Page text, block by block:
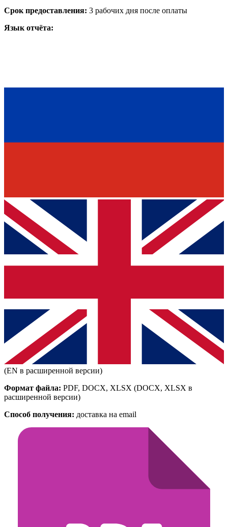
Срок предоставления: 3 рабочих дня после оплаты
Язык отчёта:
(EN в расширенной версии)
Формат файла: PDF, DOCX, XLSX (DOCX, XLSX в
расширенной версии)
Способ получения: доставка на email